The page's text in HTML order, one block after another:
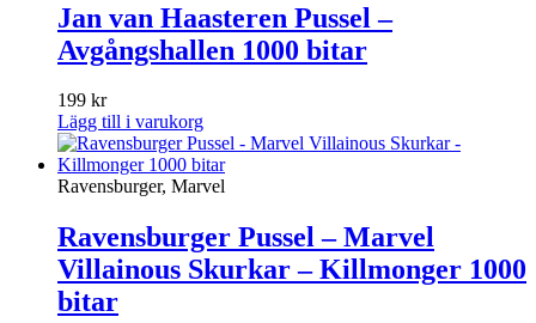
Jan van Haasteren Pussel –
Avgångshallen 1000 bitar
199 kr
Lägg till i varukorg
Ravensburger, Marvel
Ravensburger Pussel – Marvel
Villainous Skurkar – Killmonger 1000
bitar